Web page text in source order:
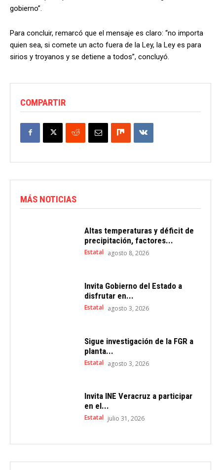
gobierno”.
Para concluir, remarcó que el mensaje es claro: “no importa
quien sea, si comete un acto fuera de la Ley, la Ley es para
sirios y troyanos y se detiene a todos”, concluyó.
COMPARTIR
MÁS NOTICIAS
Altas temperaturas y déficit de
precipitación, factores...
Estatal agosto 8, 2026
Invita Gobierno del Estado a
disfrutar en...
Estatal agosto 3, 2026
Sigue investigación de la FGR a
planta...
Estatal agosto 3, 2026
Invita INE Veracruz a participar
en el...
Estatal julio 31, 2026